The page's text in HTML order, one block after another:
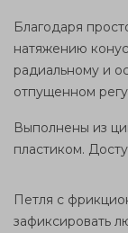
Благодаря
натяжению
радиальному и
отпущенном
Выполнены из
пластиком.
Петля с
зафиксировать